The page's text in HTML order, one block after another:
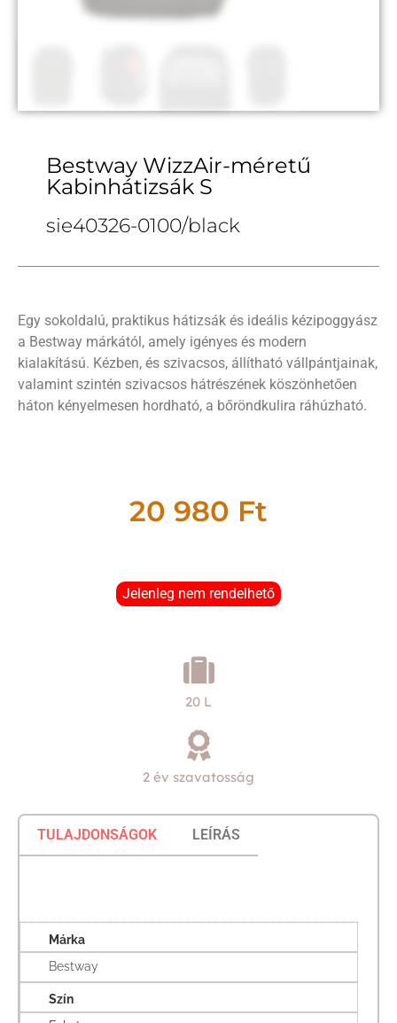
Bestway WizzAir-méretű
Kabinhátizsák S
sie40326-0100/black
Egy sokoldalú, praktikus hátizsák és ideális kézipoggyász
a Bestway márkától, amely igényes és modern
kialakítású. Kézben, és szivacsos, állítható vállpántjainak,
valamint szintén szivacsos hátrészének köszönhetően
háton kényelmesen hordható, a bőröndkulira ráhúzható.
20 980 Ft
Jelenleg nem rendelhető
20 L
2 év szavatosság
TULAJDONSÁGOK LEÍRÁS
Márka
Bestway
Szín